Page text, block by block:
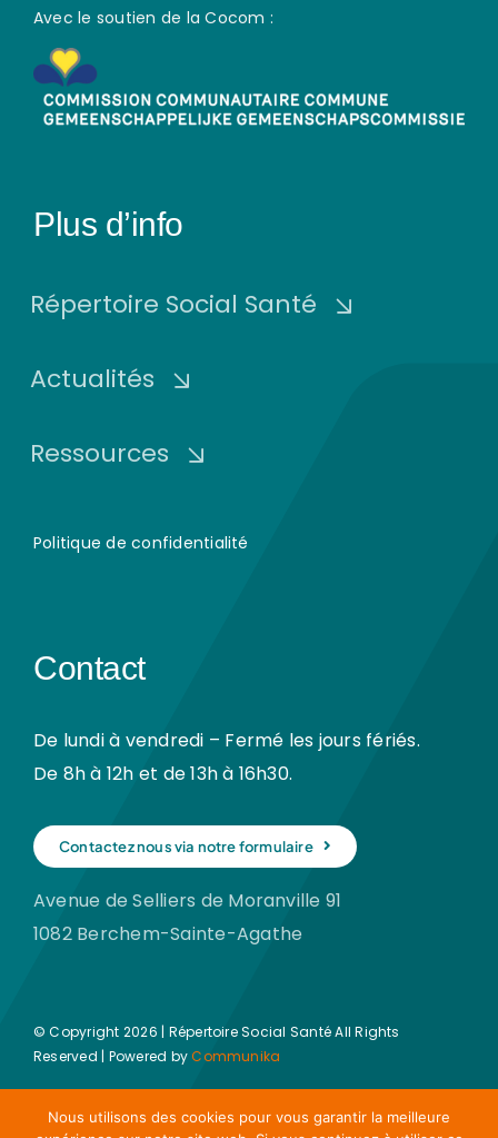
Avec le soutien de la Cocom :
Plus d’info
Répertoire Social Santé
Actualités
Ressources
Politique de confidentialité
Contact
De lundi à vendredi – Fermé les jours fériés.
De 8h à 12h et de 13h à 16h30.
Contactez nous via notre formulaire
Avenue de Selliers de Moranville 91
1082 Berchem-Sainte-Agathe
© Copyright 2026 | Répertoire Social Santé All Rights
Reserved | Powered byCommunika
Nous utilisons des cookies pour vous garantir la meilleure